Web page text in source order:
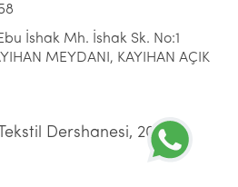
İshak Mh. İshak Sk. No:1
MEYDANI, KAYIHAN AÇIK
Dershanesi, 2021